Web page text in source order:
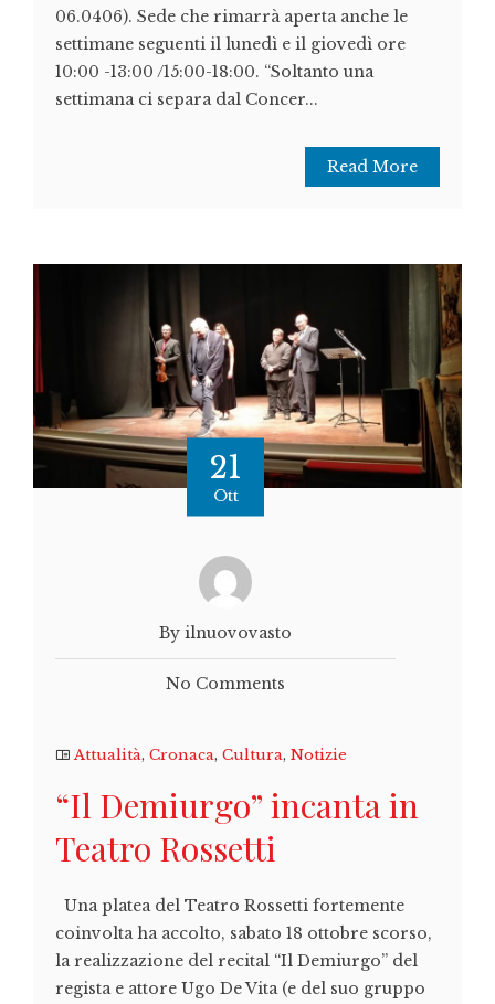
06.0406). Sede che rimarrà aperta anche le
settimane seguenti il lunedì e il giovedì ore
10:00 -13:00 /15:00-18:00. “Soltanto una
settimana ci separa dal Concer...
Read More
21
Ott
By ilnuovovasto
No Comments
Attualità, Cronaca, Cultura, Notizie
“Il Demiurgo” incanta in
Teatro Rossetti
Una platea del Teatro Rossetti fortemente
coinvolta ha accolto, sabato 18 ottobre scorso,
la realizzazione del recital “Il Demiurgo” del
regista e attore Ugo De Vita (e del suo gruppo